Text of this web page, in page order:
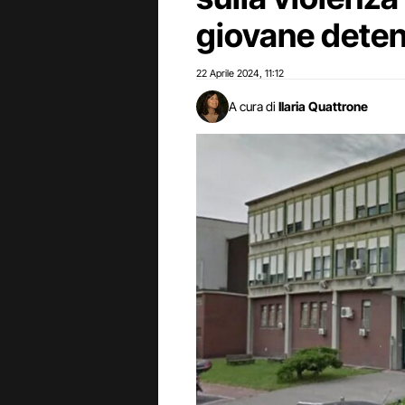
giovane
22 Aprile 2024 11:12
A cura di Ilaria Quattrone